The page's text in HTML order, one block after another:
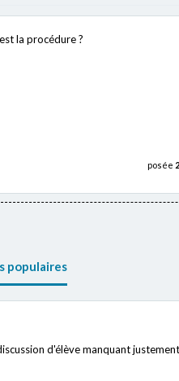
la procédure ?
posée
populaires
d'élève manquant